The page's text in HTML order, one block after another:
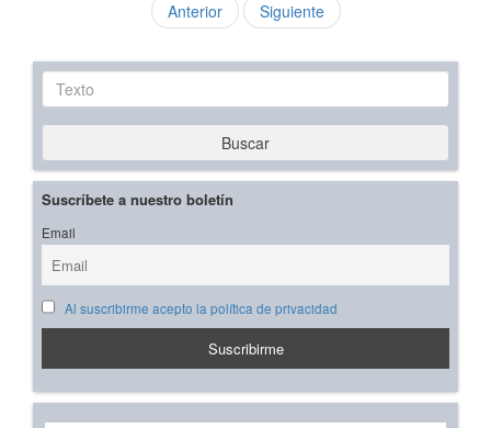
Anterior Siguiente
Texto
Buscar
Suscríbete a nuestro boletín
Email
Al suscribirme acepto la política de privacidad